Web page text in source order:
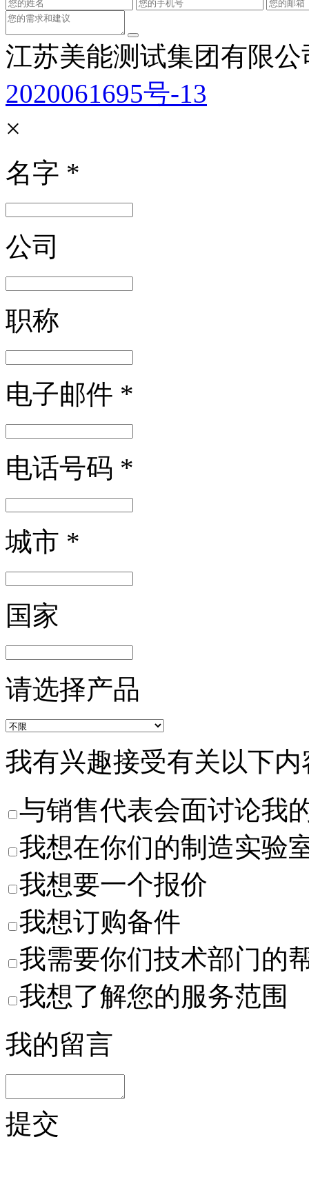
江苏美能测试集团有限公
2020061695号-13
×
名字 *
公司
职称
电子邮件 *
电话号码 *
城市 *
国家
请选择产品
我有兴趣接受有关以下
与销售代表会面讨论我
我想在你们的制造实验
我想要一个报价
我想订购备件
我需要你们技术部门的
我想了解您的服务范围
我的留言
提交